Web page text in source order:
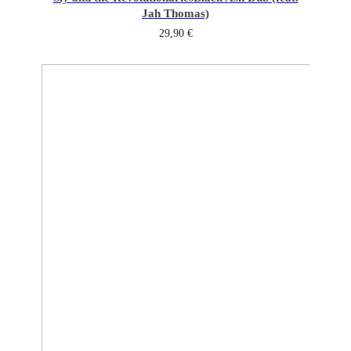
Jah Thomas)
29,90 €